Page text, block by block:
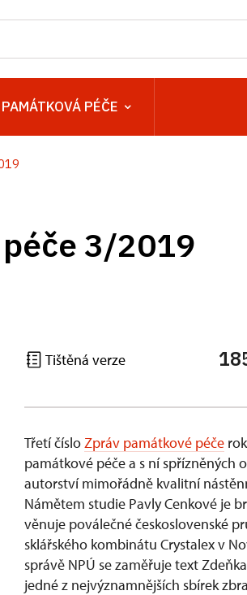
PAMÁTKOVÁ PÉČE
3/2019
Tištěná verze
Třetí čísloZpráv památkové péče
památkové péče a s ní spřízněných
autorství mimořádně kvalitní
Námětem studie Pavly Cenkové je
věnuje poválečné československé
sklářského kombinátu Crystalex v
správě NPÚ se zaměřuje text
jedné z nejvýznamnějších sbírek